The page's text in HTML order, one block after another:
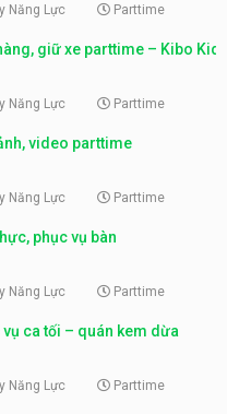
Năng Lực Parttime
giữ xe parttime – Kibo Kid
Năng Lực Parttime
video parttime
Năng Lực Parttime
phục vụ bàn
Năng Lực Parttime
ca tối – quán kem dừa
Năng Lực Parttime